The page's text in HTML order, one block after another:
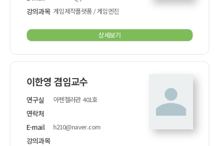
강의과목 게임제작플랫폼 / 게임엔진
상세보기
이한영 겸임교수
연구실 아펜젤러관 401호
연락처
E-mail
h210@naver.com
강의과목